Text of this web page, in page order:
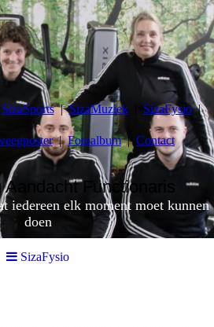
SizaSports SizaMuziek SizaFysio
Fotoalbum Contact
Functionaris
iedereen elk moment moet kunnen
doen
SizaFysio